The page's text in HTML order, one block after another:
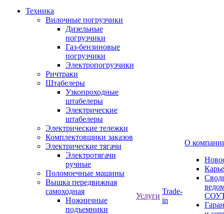
Техника
Вилочные погрузчики
Дизельные
погрузчики
Газ-бензиновые
погрузчики
Электропогрузчики
Ричтраки
Штабелеры
Узкопроходные
штабелеры
Электрические
штабелеры
Электрические тележки
Комплектовщики заказов
Электрические тягачи
Электротягачи
ручные
Поломоечные машины
Вышка передвижная
самоходная
Ножничные
подъемники
Услуги
Trade-
in
О